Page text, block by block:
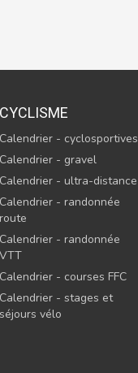
CYCLISME
Calendrier - cyclosportives
Calendrier - gravel
Calendrier - ultra-distance
Calendrier - randonnée
route
Calendrier - randonnée
VTT
Calendrier - courses FFC
Calendrier - stages et
séjours vélo